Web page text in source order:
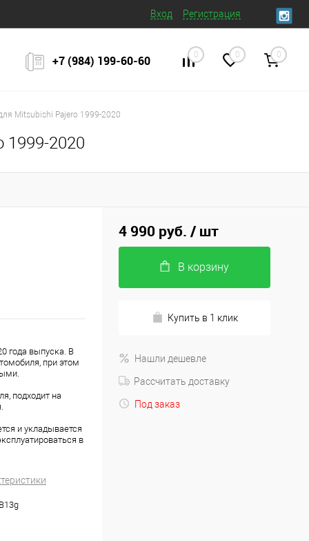
Вход Регистрация
+7 (984) 199‒60‒60 0 0 0
Mitsubishi Pajero 1999-2020
1999-2020
года выпуска. В
при этом
подходит на
и укладывается
в
4 990 руб. / шт
В корзину
Купить в 1 клик
Нашли дешевле
Рассчитать доставку
Под заказ